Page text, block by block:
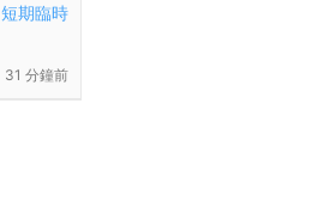
短期臨時
31 分鐘前